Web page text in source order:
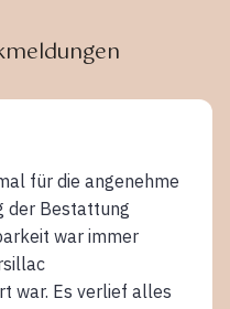
für die angenehme
der Bestattung
war immer
war. Es verlief alles